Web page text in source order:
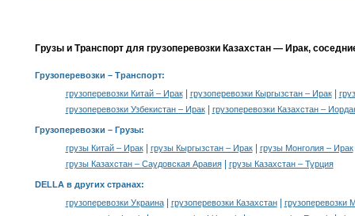
Грузы и Транспорт для грузоперевозки Казахстан — Ирак,
Грузоперевозки – Транспорт:
грузоперевозки Китай – Ирак| грузоперевозки Кыргызстан – Ирак|
грузоперевозки Узбекистан – Ирак| грузоперевозки Казахстан –
Грузоперевозки – Грузы:
грузы Китай – Ирак| грузы Кыргызстан – Ирак| грузы Монголия – Ирак
грузы Казахстан – Саудовская Аравия| грузы Казахстан – Турция
DELLA в других странах:
грузоперевозки Украина| грузоперевозки Казахстан|
грузоперевозки